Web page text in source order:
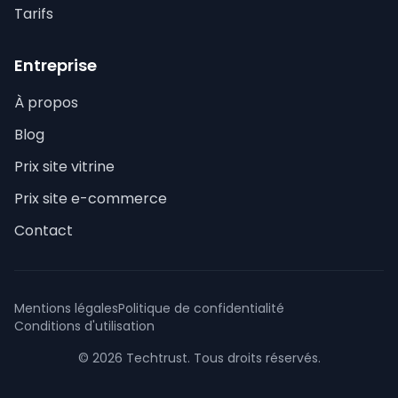
Tarifs
Entreprise
À propos
Blog
Prix site vitrine
Prix site e-commerce
Contact
Mentions légalesPolitique de confidentialité
Conditions d'utilisation
© 2026 Techtrust. Tous droits réservés.